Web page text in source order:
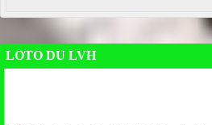
LOTO DU LVH